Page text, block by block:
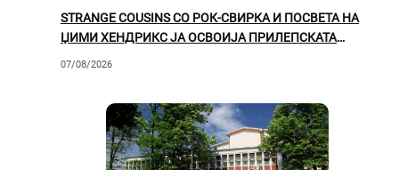
STRANGE COUSINS СО РОК-СВИРКА И ПОСВЕТА НА
ЏИМИ ХЕНДРИКС ЈА ОСВОИЈА ПРИЛЕПСКАТА
07/08/2026